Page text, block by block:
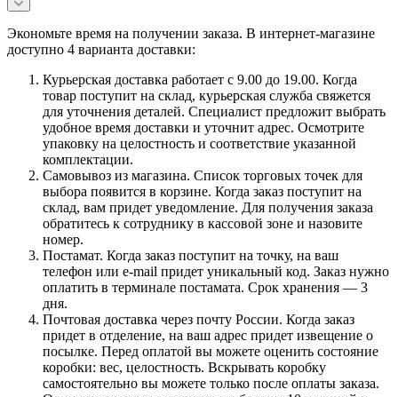
Экономьте время на получении заказа. В интернет-магазине
доступно 4 варианта доставки:
Курьерская доставка работает с 9.00 до 19.00. Когда
товар поступит на склад, курьерская служба свяжется
для уточнения деталей. Специалист предложит выбрать
удобное время доставки и уточнит адрес. Осмотрите
упаковку на целостность и соответствие указанной
комплектации.
Самовывоз из магазина. Список торговых точек для
выбора появится в корзине. Когда заказ поступит на
склад, вам придет уведомление. Для получения заказа
обратитесь к сотруднику в кассовой зоне и назовите
номер.
Постамат. Когда заказ поступит на точку, на ваш
телефон или e-mail придет уникальный код. Заказ нужно
оплатить в терминале постамата. Срок хранения — 3
дня.
Почтовая доставка через почту России. Когда заказ
придет в отделение, на ваш адрес придет извещение о
посылке. Перед оплатой вы можете оценить состояние
коробки: вес, целостность. Вскрывать коробку
самостоятельно вы можете только после оплаты заказа.